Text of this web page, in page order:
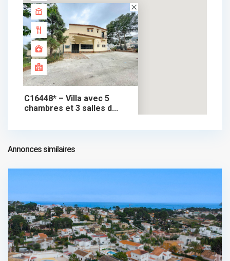
1.290.000 €
C16448* – Villa avec 5
chambres et 3 salles d...
1.290.000 €
Annonces similaires